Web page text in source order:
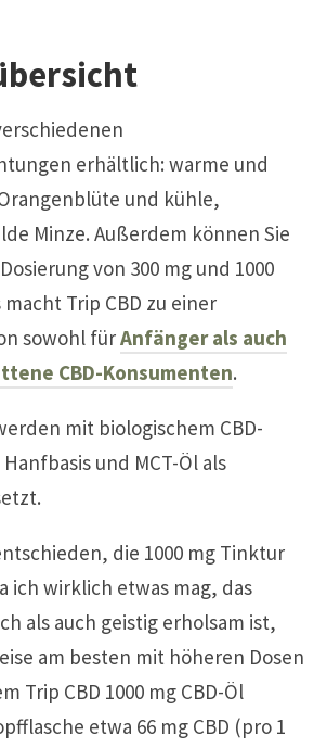
erhältlich: warme und
und kühle,
Minze. Außerdem können Sie
von 300 mg und 1000
macht Trip CBD zu einer
sowohl fürAnfänger als auch
CBD-Konsumenten.
mit biologischem CBD-
und MCT-Öl als
die 1000 mg Tinktur
ich wirklich etwas mag, das
als auch geistig erholsam ist,
am besten mit höheren Dosen
Trip CBD 1000 mg CBD-Öl
etwa 66 mg CBD (pro 1